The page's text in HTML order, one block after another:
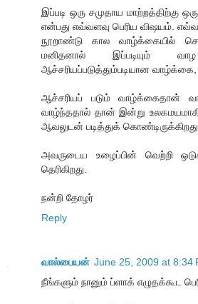
இப்படி ஒரு சமுதாய மாற்றத்திற்கு
என்பது எவ்வளவு பெரிய விஷயம்.
நூறாண்டு கால வாழ்க்கையில்
மனிதனால் இப்படியும்
ஆச்சரியப்படுத்தும்படியான வாழ்க்கை,
ஆச்சரியப் படும் வாழ்க்கைதான்
வாழ்ந்ததால் தான் இன்று
ஆவலுடன் படித்துக் கொண்டிருக்கிறது.
அவருடைய உழைப்பின் வெற்றி
தெரிகிறது.
நன்றி தோழர்
Reply
வால்பையன் June 25, 2009 at 8:34
நீங்களும் நானும் ப்ளாக் எழுதக்கூட